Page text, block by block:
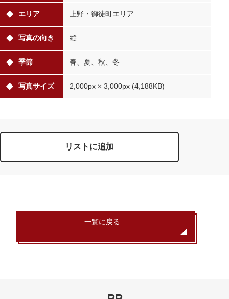
エリア 上野・御徒町エリア
写真の向き 縦
季節 春、夏、秋、冬
写真サイズ 2,000px × 3,000px (4,188KB)
リストに追加
一覧に戻る